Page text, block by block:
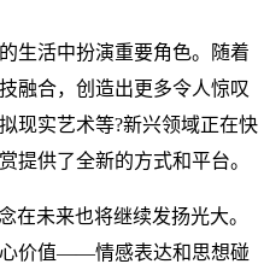
生活中扮演重要角色。随着
融合，创造出更多令人惊叹
现实艺术等?新兴领域正在快
提供了全新的方式和平台。
在未来也将继续发扬光大。
价值——情感表达和思想碰